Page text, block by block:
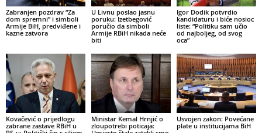
Zabranjen pozdrav “Za
dom spremni” i simboli
Armije BiH, predviđene i
kazne zatvora
U Livnu poslao jasnu
poruku: Izetbegović
poručio da simboli
Armije RBiH nikada neće
biti
Igor Dodik potvrdio
kandidaturu i biće nosioc
liste: “Politiku sam učio
od najboljeg, od svog
oca”
Kovačević o prijedlogu
zabrane zastave RBiH u
Ministar Kemal Hrnjić o
zloupotrebi poticaja:
Usvojen zakon: Povećane
plate u institucijama BiH